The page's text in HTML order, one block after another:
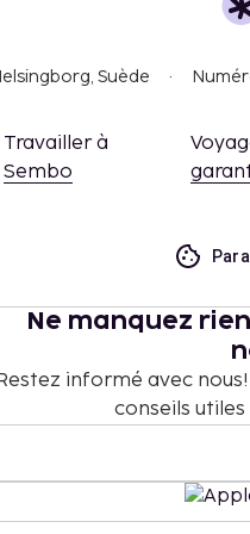
Suède
Travailler à
Sembo
Ne manquez
informé avec
conseils